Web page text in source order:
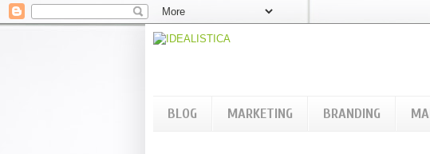
BLOG MARKETING BRANDING